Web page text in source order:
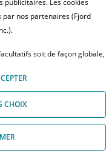
Unis – 92545 Montrouge
publicitaires. Les cookies
nos partenaires (Fjord
soit de façon globale,
choix peut être modifié
Gestion des cookies", en
et les finalités, cliquez
CHOIX